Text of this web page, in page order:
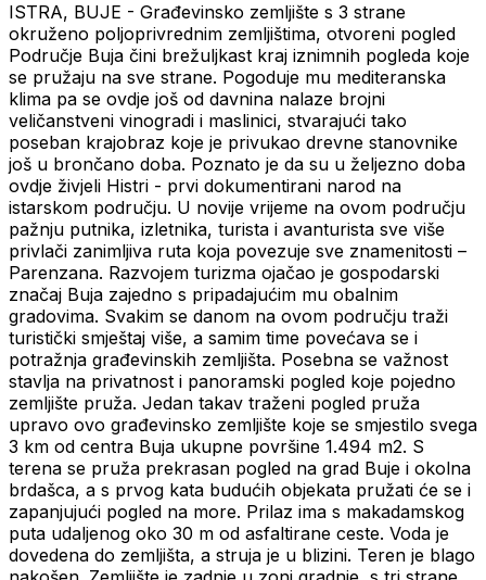
ISTRA, BUJE - Građevinsko zemljište s 3 strane
okruženo poljoprivrednim zemljištima, otvoreni pogled
Područje Buja čini brežuljkast kraj iznimnih pogleda koje
se pružaju na sve strane. Pogoduje mu mediteranska
klima pa se ovdje još od davnina nalaze brojni
veličanstveni vinogradi i maslinici, stvarajući tako
poseban krajobraz koje je privukao drevne stanovnike
još u brončano doba. Poznato je da su u željezno doba
ovdje živjeli Histri - prvi dokumentirani narod na
istarskom području. U novije vrijeme na ovom području
pažnju putnika, izletnika, turista i avanturista sve više
privlači zanimljiva ruta koja povezuje sve znamenitosti –
Parenzana. Razvojem turizma ojačao je gospodarski
značaj Buja zajedno s pripadajućim mu obalnim
gradovima. Svakim se danom na ovom području traži
turistički smještaj više, a samim time povećava se i
potražnja građevinskih zemljišta. Posebna se važnost
stavlja na privatnost i panoramski pogled koje pojedno
zemljište pruža. Jedan takav traženi pogled pruža
upravo ovo građevinsko zemljište koje se smjestilo svega
3 km od centra Buja ukupne površine 1.494 m2. S
terena se pruža prekrasan pogled na grad Buje i okolna
brdašca, a s prvog kata budućih objekata pružati će se i
zapanjujući pogled na more. Prilaz ima s makadamskog
puta udaljenog oko 30 m od asfaltirane ceste. Voda je
dovedena do zemljišta, a struja je u blizini. Teren je blago